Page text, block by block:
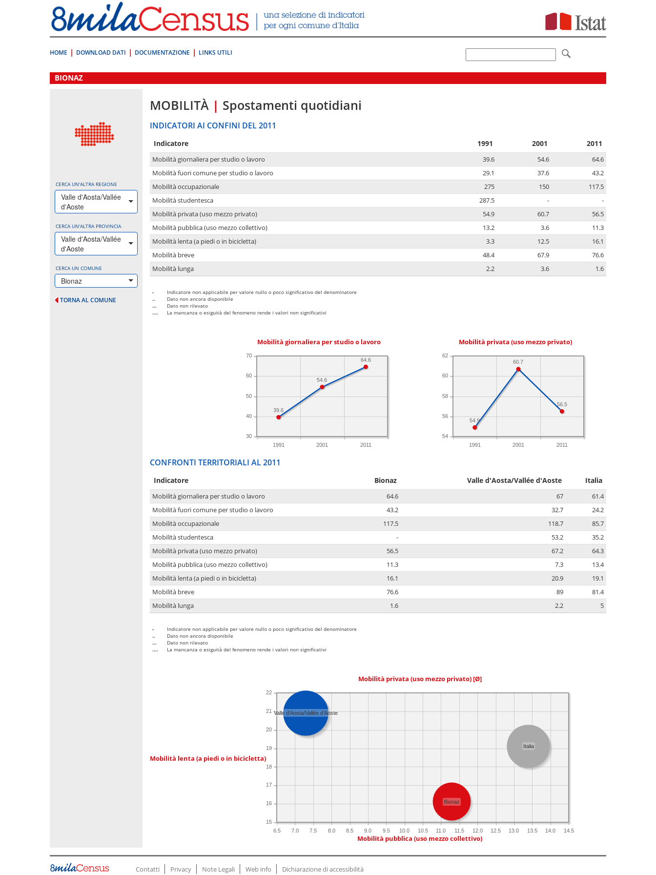
direttamente
a:
Contenuto
HOME DOWNLOAD DATI DOCUMENTAZIONE LINKS UTILI
.
BIONAZ
CERCA UN'ALTRA REGIONE
Valle d'Aosta/Vallée
d'Aoste
CERCA UN'ALTRA PROVINCIA
Valle d'Aosta/Vallée
d'Aoste
CERCA UN COMUNE
Bionaz
TORNA AL COMUNE
MOBILITÀ | Spostamenti quotidiani
INDICATORI AI CONFINI DEL 2011
Indicatore 1991 2001 2011
Mobilità giornaliera per studio o lavoro 39.6 54.6
64.6
Mobilità fuori comune per studio o lavoro
29.1 37.6
43.2
Mobilità occupazionale
275 150
117.5
Mobilità studentesca
287.5 -
-
Mobilità privata (uso mezzo privato)
54.9 60.7
56.5
Mobilità pubblica (uso mezzo collettivo)
13.2 3.6
11.3
Mobilità lenta (a piedi o in bicicletta)
3.3 12.5
16.1
Mobilità breve
48.4 67.9
76.6
Mobilità lunga
2.2 3.6 1.6
-
Indicatore non applicabile per valore nullo o poco significativo del denominatore
..
Dato non ancora disponibile
...
Dato non rilevato
....
La mancanza o esiguità del fenomeno rende i valori non significativi
Mobilità giornaliera per studio o lavoro
1991 2001 2011
30
40
50
60
70
64.6
54.6
39.6
Mobilità privata (uso mezzo privato)
1991 2001 2011
54
56
58
60
62
56.5
60.7
54.9
CONFRONTI TERRITORIALI AL 2011
Indicatore Bionaz Valle d'Aosta/Vallée d'Aoste Italia
Mobilità giornaliera per studio o lavoro 64.6 67
61.4
Mobilità fuori comune per studio o lavoro
43.2 32.7
24.2
Mobilità occupazionale
117.5 118.7
85.7
Mobilità studentesca
- 53.2
35.2
Mobilità privata (uso mezzo privato)
56.5 67.2
64.3
Mobilità pubblica (uso mezzo collettivo)
11.3 7.3
13.4
Mobilità lenta (a piedi o in bicicletta)
16.1 20.9
19.1
Mobilità breve
76.6 89
81.4
Mobilità lunga
1.6 2.2 5
-
Indicatore non applicabile per valore nullo o poco significativo del denominatore
..
Dato non ancora disponibile
...
Dato non rilevato
....
La mancanza o esiguità del fenomeno rende i valori non significativi
Mobilità privata (uso mezzo privato) [Ø]
Mobilità lenta (a piedi o in bicicletta)
6.5 7.0 7.5 8.0 8.5 9.0 9.5 10.0 10.5 11.0 11.5 12.0 12.5 13.0 13.5 14.0 14.5
15
16
17
18
19
20
21
22
Valle d'Aosta/Vallée d'Aoste
Italia
Bionaz
Mobilità pubblica (uso mezzo collettivo)
Contatti Privacy Note Legali Web info Dichiarazione di accessibilità